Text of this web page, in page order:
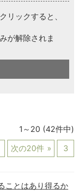
リックすると、
が解除されま
1～20 (42件中)
次の20件 3
ことはあり得るか